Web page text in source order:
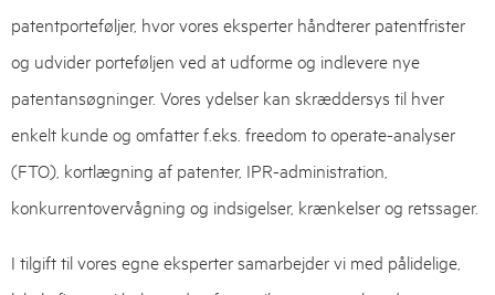
patentporteføljer, hvor vores eksperter håndterer patentfrister
og udvider porteføljen ved at udforme og indlevere nye
patentansøgninger. Vores ydelser kan skræddersys til hver
enkelt kunde og omfatter f.eks. freedom to operate-analyser
(FTO), kortlægning af patenter, IPR-administration,
konkurrentovervågning og indsigelser, krænkelser og retssager.
I tilgift til vores egne eksperter samarbejder vi med pålidelige,